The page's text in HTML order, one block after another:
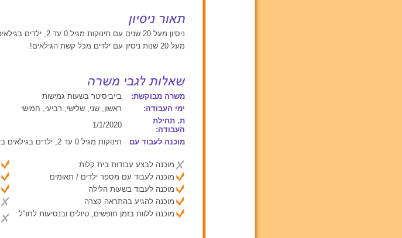
ניסיון מעל 20 שנים עם תינוקות מגיל 0 עד 2, ילדים בגילאים בין 2 ל 6, ילדים מעל גיל 6
מעל 20 שנות ניסיון עם ילדים מכל קשת הגילאים!
משרה מבוקשת:
בייביסיטר בשעות גמישות
ימי העבודה:
ראשון, שני, שלישי, רביעי, חמישי
ת. תחילת
העבודה:
1/1/2020
מוכנה לעבוד עם
תינוקות מגיל 0 עד 2, ילדים בגילאים בין 2 ל 6, ילדים מעל גיל 6
מוכנה לבצע עבודות בית קלות
מוכנה לעבוד עם מספר ילדים / תאומים
מוכנה לעבוד בשעות הלילה
מוכנה להגיע בהתראה קצרה
מוכנה ללוות בזמן חופשים, טיולים ובנסיעות לחו"ל